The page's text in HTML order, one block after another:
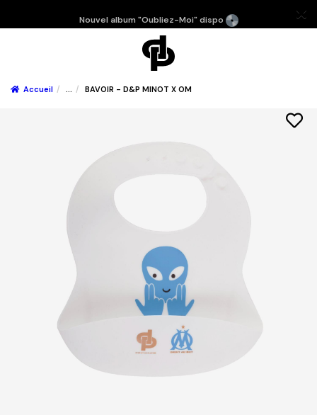
Nouvel album "Oubliez-Moi" dispo
Accueil ... BAVOIR - D&P MINOT X OM